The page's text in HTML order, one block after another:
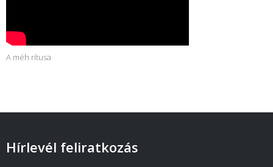
A méh rítusa
Hírlevél feliratkozás